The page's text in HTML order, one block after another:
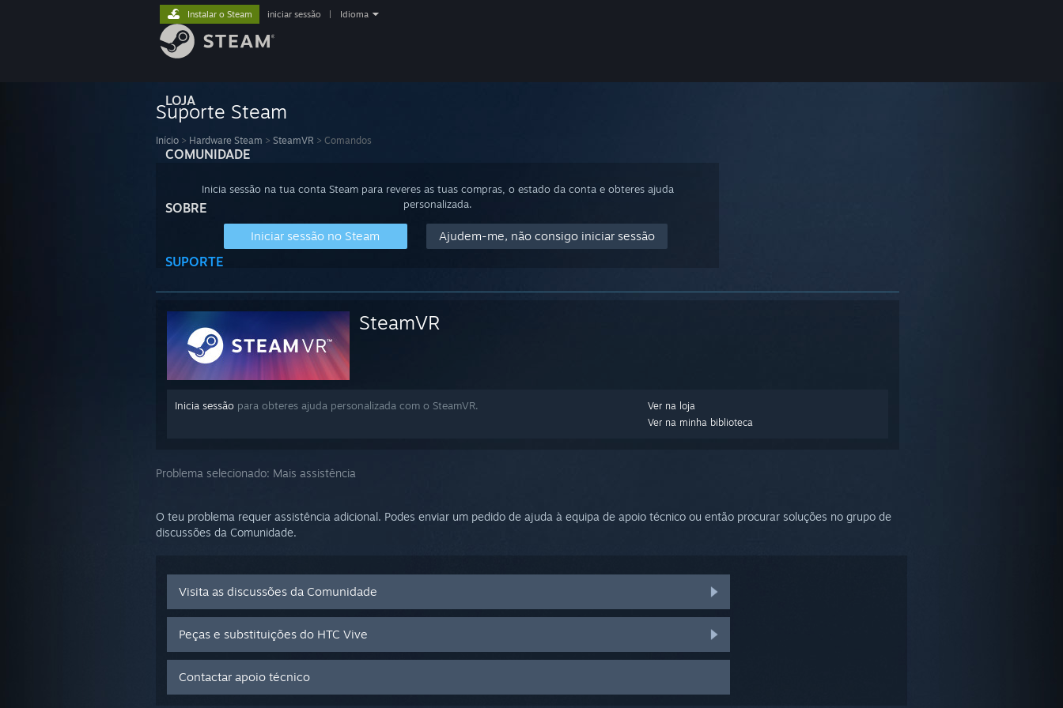
LOJA
COMUNIDADE
SOBRE
SUPORTE
Instalar o Steam iniciar sessão Idioma
Suporte Steam
Início > Hardware Steam > SteamVR > Comandos
Inicia sessão na tua conta Steam para reveres as tuas compras, o estado da conta e obteres ajuda
personalizada.
Iniciar sessão no Steam Ajudem-me, não consigo iniciar sessão
SteamVR
Ver na loja
Ver na minha biblioteca
Inicia sessão para obteres ajuda personalizada com o SteamVR.
Problema selecionado: Mais assistência
O teu problema requer assistência adicional. Podes enviar um pedido de ajuda à equipa de apoio técnico ou então procurar soluções no grupo de
discussões da Comunidade.
Visita as discussões da Comunidade
Peças e substituições do HTC Vive
Contactar apoio técnico